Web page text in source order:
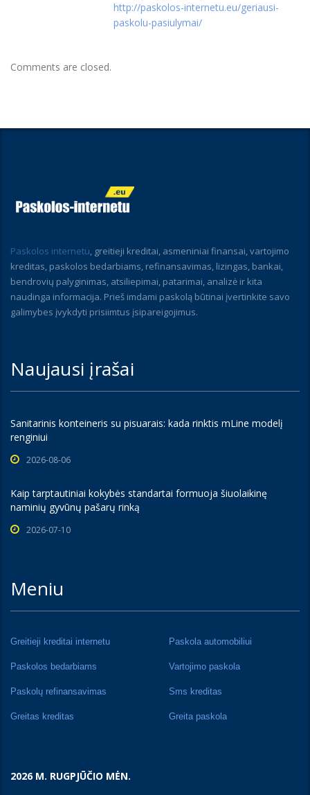
http://paskolos-internetu.eu/geriausi-
paskolu-pasiulymai/
Comments are closed.
Paskolos internetu, greitieji kreditai, asmeniniai finansai, vartojimo
kreditas, paskolos bedarbiams, refinansavimas, lizingas, bankai,
bendrovių palyginimas, atsiliepimai, patarimai, analizė ir kita
naudinga informacija. Prieš imdami paskolą būtinai įvertinkite savo
galimybes įvykdyti prisiimtus įsipareigojimus.
Naujausi įrašai
Sanitarinis konteineris su pisuarais: kada rinktis mLine modelį
renginiui
2026-08-06
Kaip tarptautiniai kokybės standartai formuoja šiuolaikinę
naminių gyvūnų pašarų rinką
2026-07-10
Meniu
Greitieji kreditai internetu Paskola automobiliui
Paskolos bedarbiams Vartojimo paskola
Paskolų refinansavimas Sms kreditas
Greitas kreditas Greita paskola
2026 M. RUGPJŪČIO MĖN.